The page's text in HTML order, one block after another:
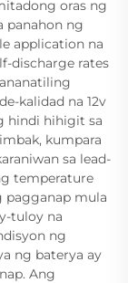
oras ng
panahon ng
application na
discharge rates
kalidad na 12v
hindi hihigit sa
kumpara
sa lead-
temperature
pagganap mula
tuloy na
ng
ng baterya ay
Ang